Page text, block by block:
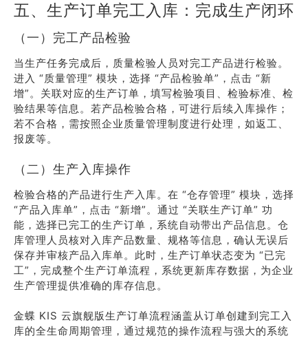
五、生产订单完工入库：完成生产闭环
（一）完工产品检验
当生产任务完成后，质量检验人员对完工产品进行检验。
进入 “质量管理” 模块，选择 “产品检验单”，点击 “新
增”。关联对应的生产订单，填写检验项目、检验标准、检
验结果等信息。若产品检验合格，可进行后续入库操作；
若不合格，需按照企业质量管理制度进行处理，如返工、
报废等。
（二）生产入库操作
检验合格的产品进行生产入库。在 “仓存管理” 模块，选择
“产品入库单”，点击 “新增”。通过 “关联生产订单” 功
能，选择已完工的生产订单，系统自动带出产品信息。仓
库管理人员核对入库产品数量、规格等信息，确认无误后
保存并审核产品入库单。此时，生产订单状态变为 “已完
工”，完成整个生产订单流程，系统更新库存数据，为企业
生产管理提供准确的库存信息。
金蝶 KIS 云旗舰版生产订单流程涵盖从订单创建到完工入
库的全生命周期管理，通过规范的操作流程与强大的系统